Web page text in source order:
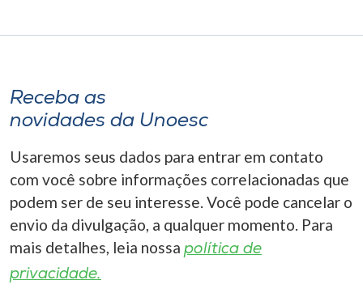
Receba as
novidades da Unoesc
Usaremos seus dados para entrar em contato
com você sobre informações correlacionadas que
podem ser de seu interesse. Você pode cancelar o
envio da divulgação, a qualquer momento. Para
mais detalhes, leia nossa política de
privacidade.